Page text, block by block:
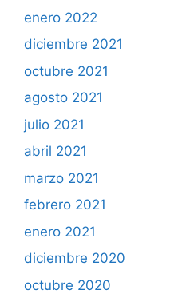
enero 2022
diciembre 2021
octubre 2021
agosto 2021
julio 2021
abril 2021
marzo 2021
febrero 2021
enero 2021
diciembre 2020
octubre 2020